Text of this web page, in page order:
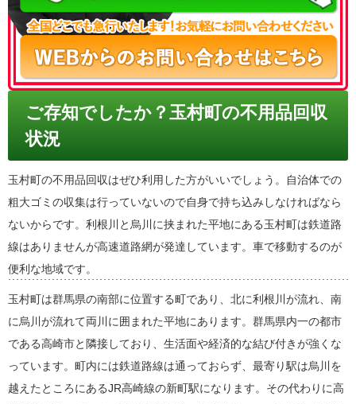
ご存知でしたか？玉村町の不用品回収
状況
玉村町の不用品回収はぜひ利用した方がいいでしょう。自治体での
粗大ゴミの収集は行っていないので自身で持ち込みしなければなら
ないからです。利根川と烏川に挟まれた平地にある玉村町は鉄道路
線はありませんが高速道路網が発達しています。車で移動するのが
便利な地域です。
玉村町は群馬県の南部に位置する町であり、北に利根川が流れ、南
に烏川が流れて両川に囲まれた平地にあります。群馬県内一の都市
である高崎市と隣接しており、生活面や経済的な結び付きが強くな
っています。町内には鉄道路線は通っておらず、最寄り駅は烏川を
越えたところにあるJR高崎線の新町駅になります。その代わりに高